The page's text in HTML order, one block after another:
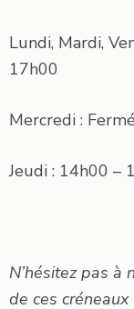
Lundi, Mardi,
17h00
Mercredi :
Jeudi : 14h00 –
N’hésitez pas à
de ces créneaux